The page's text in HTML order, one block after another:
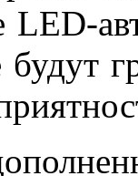
LED-
будут